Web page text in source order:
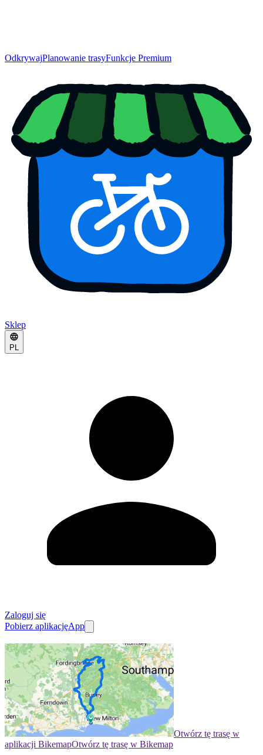
OdkrywajPlanowanie trasyFunkcje Premium
Sklep
PL
Zaloguj się
Pobierz aplikacjęApp
Otwórz tę trasę w
aplikacji BikemapOtwórz tę trasę w Bikemap